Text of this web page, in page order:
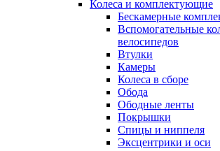
Колеса и комплектующие
Бескамерные
Вспомогательные
велосипедов
Втулки
Камеры
Колеса в сборе
Обода
Ободные ленты
Покрышки
Спицы и ниппеля
Эксцентрики и оси